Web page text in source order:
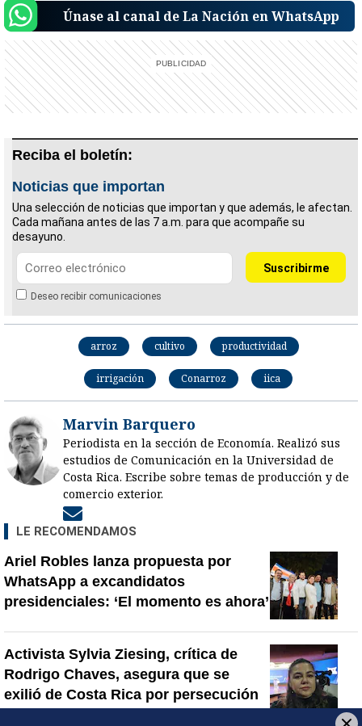
Únase al canal de La Nación en WhatsApp
Reciba el boletín:
Noticias que importan
Una selección de noticias que importan y que además, le afectan.
Cada mañana antes de las 7 a.m. para que acompañe su
desayuno.
Deseo recibir comunicaciones
arroz cultivo productividad
irrigación Conarroz iica
Marvin Barquero
Periodista en la sección de Economía. Realizó sus
estudios de Comunicación en la Universidad de
Costa Rica. Escribe sobre temas de producción y de
comercio exterior.
LE RECOMENDAMOS
Ariel Robles lanza propuesta por
WhatsApp a excandidatos
presidenciales: ‘El momento es ahora’
Activista Sylvia Ziesing, crítica de
Rodrigo Chaves, asegura que se
exilió de Costa Rica por persecución